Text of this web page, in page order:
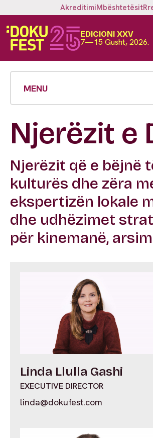
AkreditimiMbështetësit
EDICIONI XXV
7—15 Gusht, 2026.
MENU
Njerëzit e
Njerëzit që e bëjnë
kulturës dhe zëra
ekspertizën lokale
dhe udhëzimet
për kinemanë,
Linda Llulla Gashi
EXECUTIVE DIRECTOR
linda@dokufest.com